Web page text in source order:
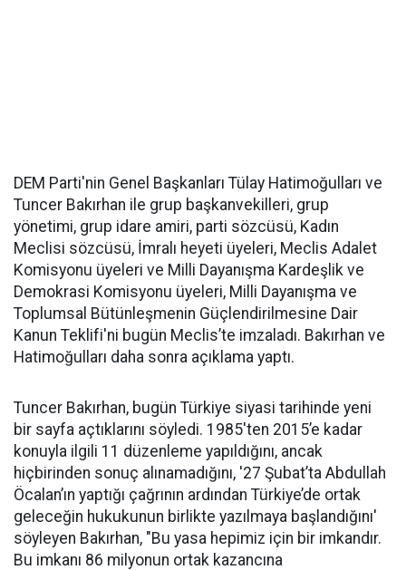
DEM Parti'nin Genel Başkanları Tülay Hatimoğulları ve
Tuncer Bakırhan ile grup başkanvekilleri, grup
yönetimi, grup idare amiri, parti sözcüsü, Kadın
Meclisi sözcüsü, İmralı heyeti üyeleri, Meclis Adalet
Komisyonu üyeleri ve Milli Dayanışma Kardeşlik ve
Demokrasi Komisyonu üyeleri, Milli Dayanışma ve
Toplumsal Bütünleşmenin Güçlendirilmesine Dair
Kanun Teklifi'ni bugün Meclis’te imzaladı. Bakırhan ve
Hatimoğulları daha sonra açıklama yaptı.
Tuncer Bakırhan, bugün Türkiye siyasi tarihinde yeni
bir sayfa açtıklarını söyledi. 1985'ten 2015’e kadar
konuyla ilgili 11 düzenleme yapıldığını, ancak
hiçbirinden sonuç alınamadığını, '27 Şubat’ta Abdullah
Öcalan’ın yaptığı çağrının ardından Türkiye’de ortak
geleceğin hukukunun birlikte yazılmaya başlandığını'
söyleyen Bakırhan, "Bu yasa hepimiz için bir imkandır.
Bu imkanı 86 milyonun ortak kazancına